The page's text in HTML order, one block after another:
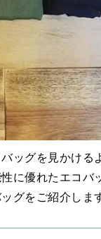
ッグを見かける
に優れたエコバ
グをご紹介します